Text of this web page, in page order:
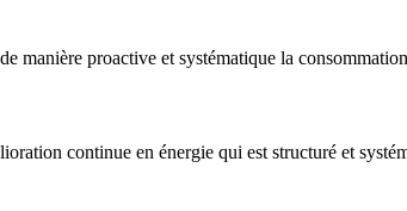
manière proactive et systématique la
continue en énergie qui est structuré et